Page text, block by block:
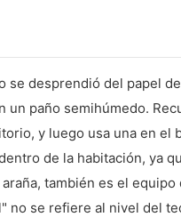
se desprendió del papel
paño semihúmedo.
y luego usa una en el
de la habitación, ya
también es el
se refiere al nivel del